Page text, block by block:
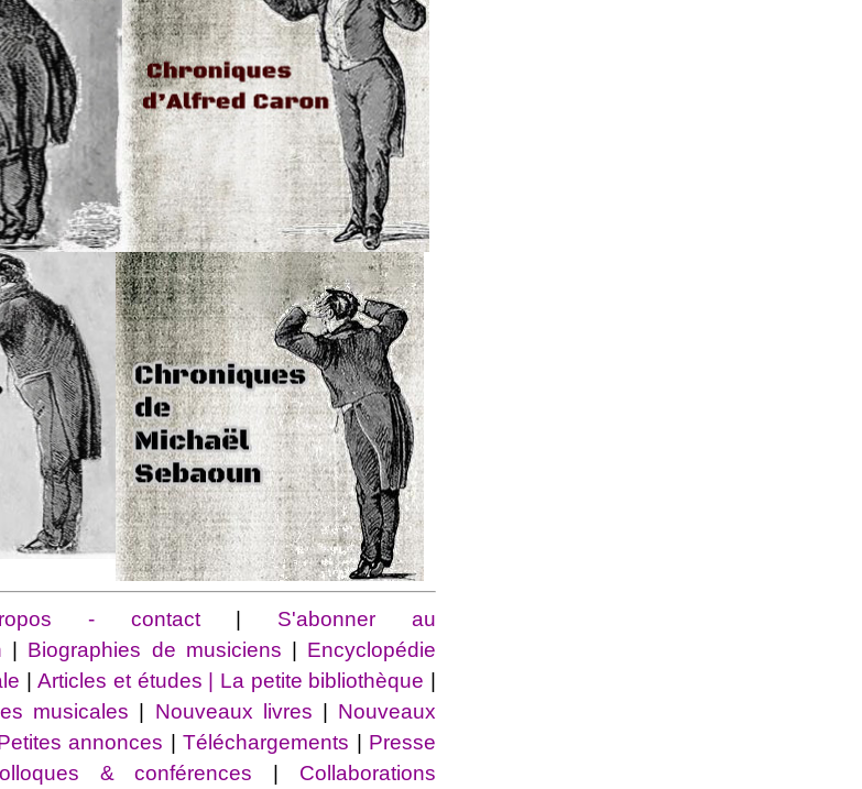
- contact| S'abonner au
| Biographies de musiciens | Encyclopédie
|Articles et études | La petite bibliothèque |
musicales | Nouveaux livres | Nouveaux
annonces |Téléchargements | Presse
& conférences | Collaborations